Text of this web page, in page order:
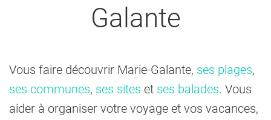
Galante
Vous faire découvrir Marie-Galante, ses plages,
ses communes, ses sites et ses balades. Vous
aider à organiser votre voyage et vos vacances,